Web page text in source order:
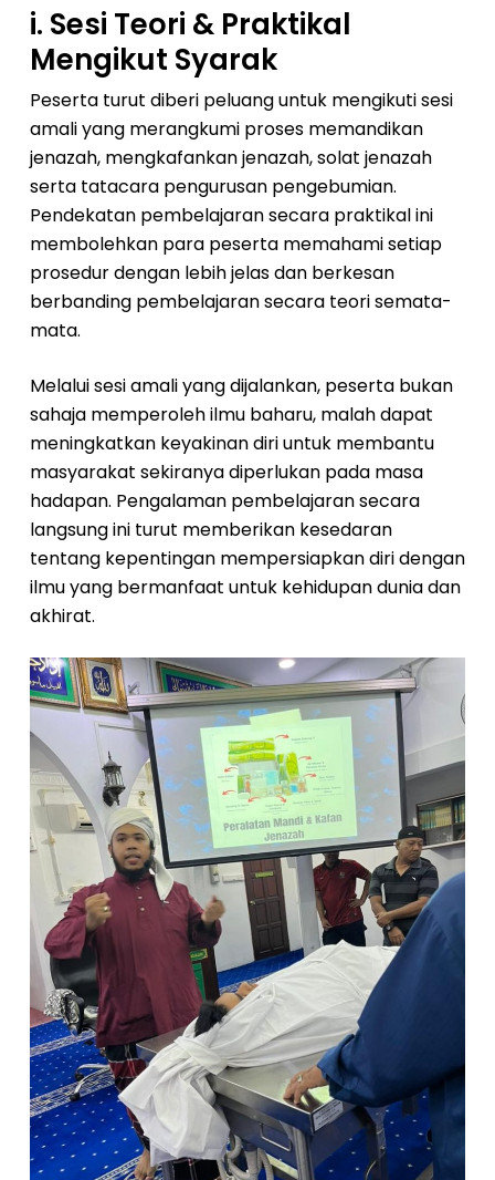
i. Sesi Teori & Praktikal
Mengikut Syarak
Peserta turut diberi peluang untuk mengikuti sesi
amali yang merangkumi proses memandikan
jenazah, mengkafankan jenazah, solat jenazah
serta tatacara pengurusan pengebumian.
Pendekatan pembelajaran secara praktikal ini
membolehkan para peserta memahami setiap
prosedur dengan lebih jelas dan berkesan
berbanding pembelajaran secara teori semata-
mata.
Melalui sesi amali yang dijalankan, peserta bukan
sahaja memperoleh ilmu baharu, malah dapat
meningkatkan keyakinan diri untuk membantu
masyarakat sekiranya diperlukan pada masa
hadapan. Pengalaman pembelajaran secara
langsung ini turut memberikan kesedaran
tentang kepentingan mempersiapkan diri dengan
ilmu yang bermanfaat untuk kehidupan dunia dan
akhirat.